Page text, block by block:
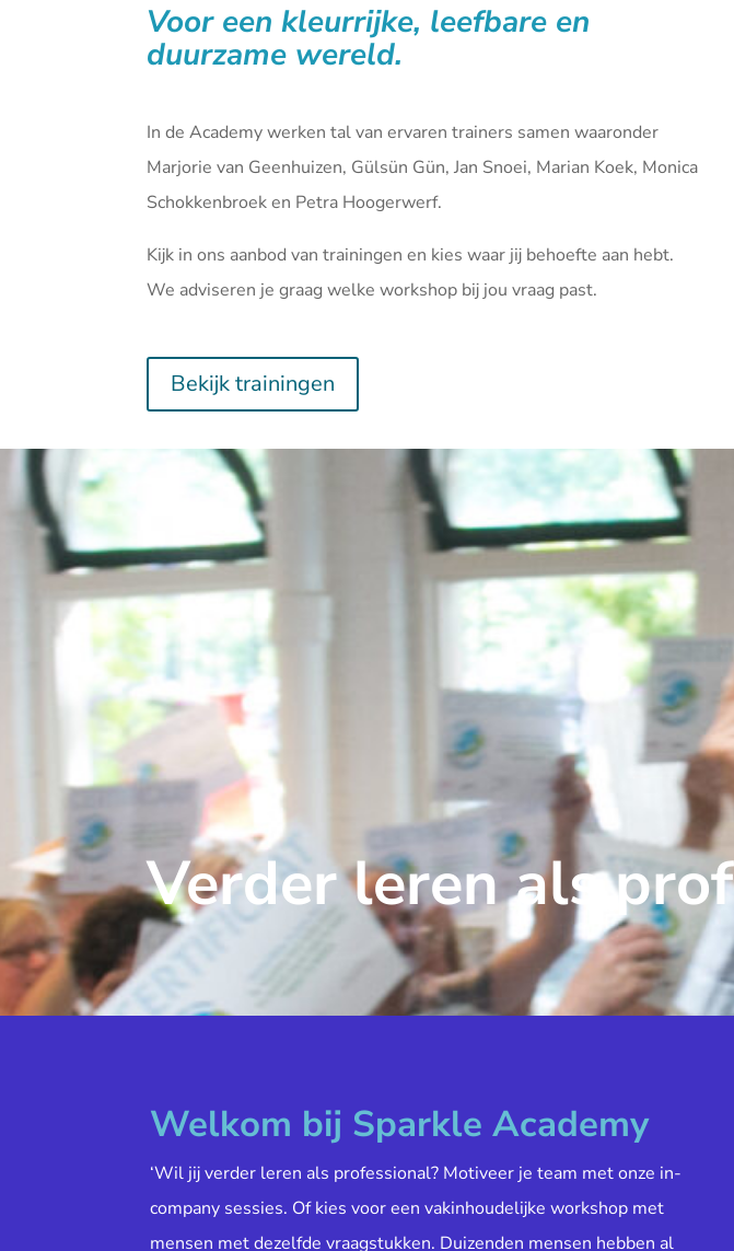
Voor een kleurrijke, leefbare en
duurzame wereld.
In de Academy werken tal van ervaren trainers samen waaronder
Marjorie van Geenhuizen, Gülsün Gün, Jan Snoei, Marian Koek, Monica
Schokkenbroek en Petra Hoogerwerf.
Kijk in ons aanbod vantrainingen en kies waar jij behoefte aan hebt.
We adviseren je graag welke workshop bij jou vraag past.
Bekijk trainingen
Verder leren als
Welkom bij Sparkle Academy
‘Wil jij verder leren als professional? Motiveer je team met onze in-
company sessies. Of kies voor een vakinhoudelijke workshop met
mensen met dezelfde vraagstukken. Duizenden mensen hebben al